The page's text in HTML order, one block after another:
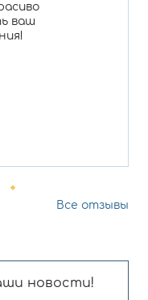
ваш
Все отзывы
новости!